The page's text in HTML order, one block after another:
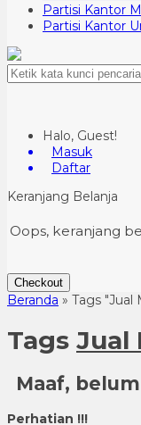
Partisi Kantor
Partisi Kantor
Halo, Guest!
Masuk
Daftar
Keranjang Belanja
Oops, keranjang
Checkout
Beranda » Tags "Jual
Tags Jual
Maaf,
Perhatian !!!